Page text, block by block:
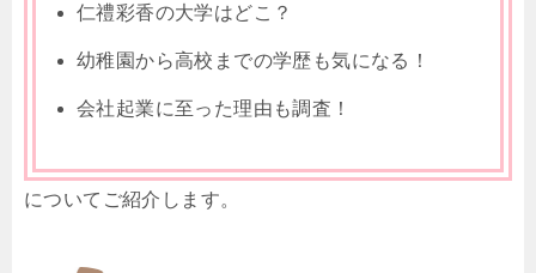
仁禮彩香の大学はどこ？
幼稚園から高校までの学歴も気になる！
会社起業に至った理由も調査！
についてご紹介します。